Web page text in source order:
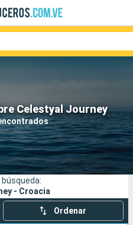
Celestyal Journey
Compañías
Buscar
- Croacia
Ordenar